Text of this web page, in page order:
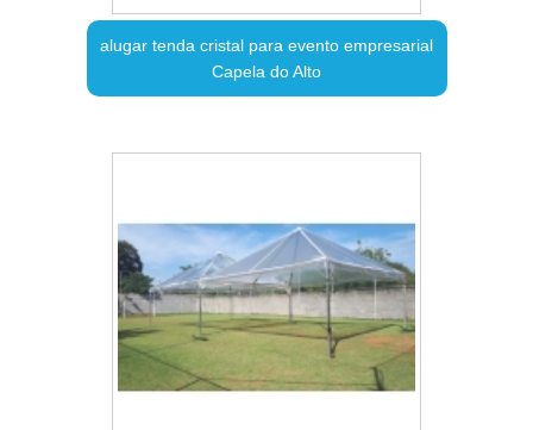
alugar tenda cristal para evento empresarial
Capela do Alto